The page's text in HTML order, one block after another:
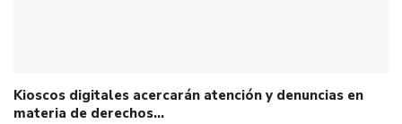
Kioscos digitales acercarán atención y denuncias en
materia de derechos…